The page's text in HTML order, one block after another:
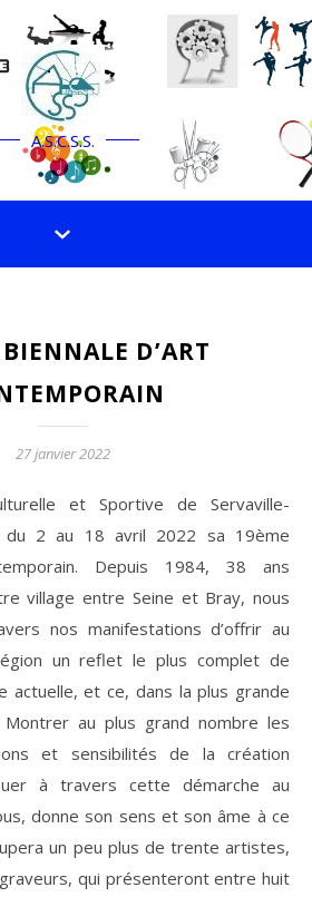
A.S.C.S.S.
D’ART
27 janvier 2022
du 2 au 18 avril 2022 sa 19ème
Depuis 1984, 38 ans
village entre Seine et Bray, nous
nos manifestations d’offrir au
un reflet le plus complet de
actuelle, et ce, dans la plus grande
Montrer au plus grand nombre les
et sensibilités de la création
à travers cette démarche au
donne son sens et son âme à ce
un peu plus de trente artistes,
qui présenteront entre huit